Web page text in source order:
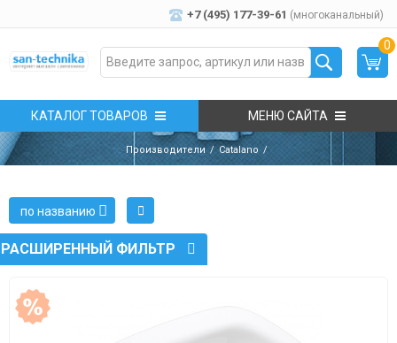
+7 (495) 177-39-61 (многоканальный)
0
КАТАЛОГ ТОВАРОВ МЕНЮ САЙТА
Производители Catalano
РАСШИРЕННЫЙ ФИЛЬТР
по названию